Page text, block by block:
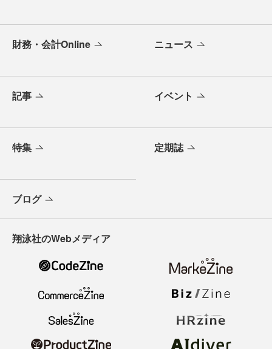
財務・会計Online ニュース
記事 イベント
特集 定期誌
ブログ
翔泳社のWebメディア